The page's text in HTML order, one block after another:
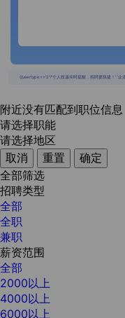
{{usertype=='2'?'个人投递实时提醒，招聘更快捷！':'企
附近没有匹配到职位信息
请选择职能
请选择地区
取消
重置
确定
全部筛选
招聘类型
全部
全职
兼职
薪资范围
全部
2000以上
4000以上
6000以上